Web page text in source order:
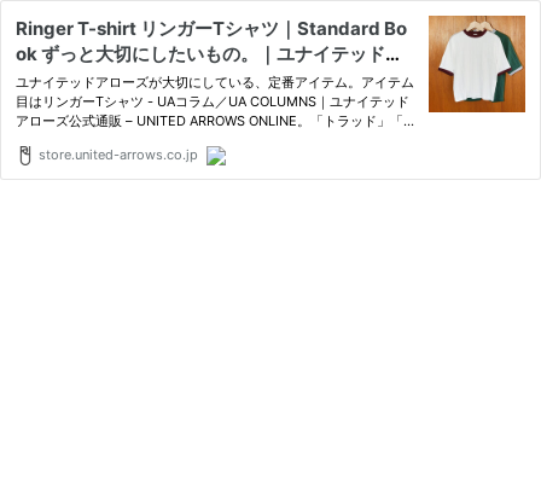
Ringer T-shirt リンガーTシャツ｜Standard Bo
ok ずっと大切にしたいもの。｜ユナイテッドア
ローズ公式通販 – UNITED ARROWS ONLINE
ユナイテッドアローズが大切にしている、定番アイテム。アイテム
目はリンガーTシャツ - UAコラム／UA COLUMNS｜ユナイテッド
アローズ公式通販 – UNITED ARROWS ONLINE。「トラッド」「ス
底にある普遍的なもの。スタイルのキーとなるそれは、いつの時代
も色褪…
store.united-arrows.co.jp